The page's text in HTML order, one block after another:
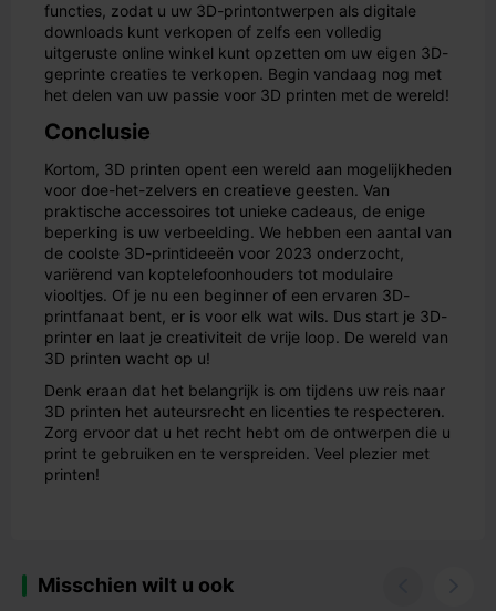
functies, zodat u uw 3D-printontwerpen als digitale
downloads kunt verkopen of zelfs een volledig
uitgeruste online winkel kunt opzetten om uw eigen 3D-
geprinte creaties te verkopen. Begin vandaag nog met
het delen van uw passie voor 3D printen met de wereld!
Conclusie
Kortom, 3D printen opent een wereld aan mogelijkheden
voor doe-het-zelvers en creatieve geesten. Van
praktische accessoires tot unieke cadeaus, de enige
beperking is uw verbeelding. We hebben een aantal van
de coolste 3D-printideeën voor 2023 onderzocht,
variërend van koptelefoonhouders tot modulaire
viooltjes. Of je nu een beginner of een ervaren 3D-
printfanaat bent, er is voor elk wat wils. Dus start je 3D-
printer en laat je creativiteit de vrije loop. De wereld van
3D printen wacht op u!
Denk eraan dat het belangrijk is om tijdens uw reis naar
3D printen het auteursrecht en licenties te respecteren.
Zorg ervoor dat u het recht hebt om de ontwerpen die u
print te gebruiken en te verspreiden. Veel plezier met
printen!
Misschien wilt u ook